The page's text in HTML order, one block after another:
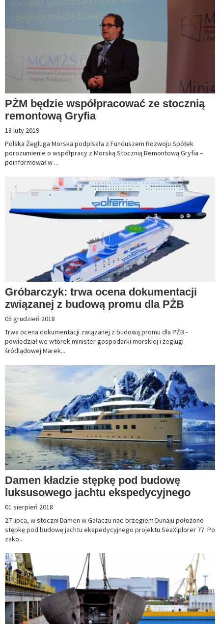
PŻM będzie współpracować ze stocznią
remontową Gryfia
18 luty 2019
Polska Żegluga Morska podpisała z Funduszem Rozwoju Spółek
porozumienie o współpracy z Morską Stocznią Remontową Gryfia –
poinformował w ...
Gróbarczyk: trwa ocena dokumentacji
związanej z budową promu dla PŻB
05 grudzień 2018
Trwa ocena dokumentacji związanej z budową promu dla PŻB -
powiedział we wtorek minister gospodarki morskiej i żeglugi
śródlądowej Marek...
Damen kładzie stępkę pod budowę
luksusowego jachtu ekspedycyjnego
01 sierpień 2018
27 lipca, w stoczni Damen w Gałaczu nad brzegiem Dunaju położono
stępkę pod budowę jachtu ekspedycyjnego projektu SeaXlplorer 77. Po
zako...